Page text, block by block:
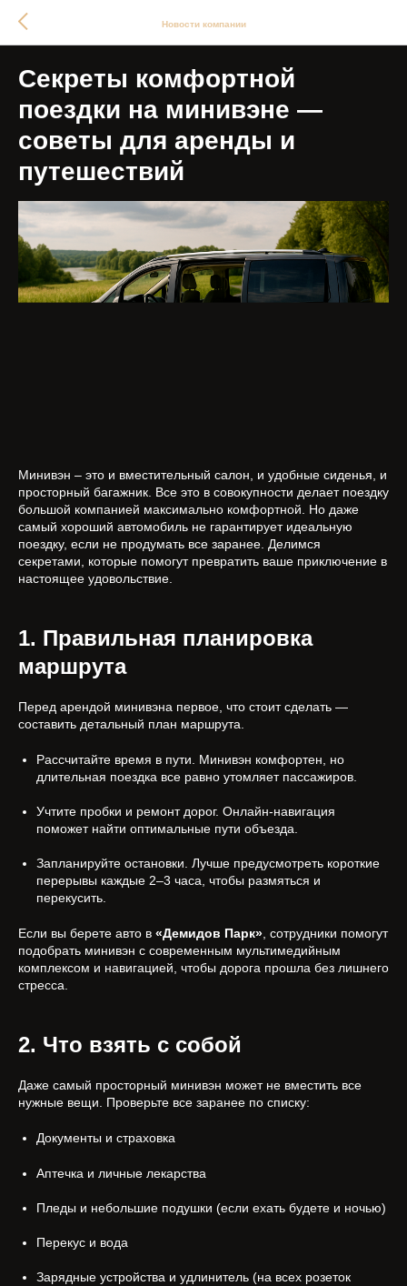
Новости компании
Секреты комфортной
поездки на минивэне —
советы для аренды и
путешествий
Минивэн – это и вместительный салон, и удобные сиденья, и
просторный багажник. Все это в совокупности делает поездку
большой компанией максимально комфортной. Но даже
самый хороший автомобиль не гарантирует идеальную
поездку, если не продумать все заранее. Делимся
секретами, которые помогут превратить ваше приключение в
настоящее удовольствие.
1. Правильная планировка
маршрута
Перед арендой минивэна первое, что стоит сделать —
составить детальный план маршрута.
Рассчитайте время в пути. Минивэн комфортен, но
длительная поездка все равно утомляет пассажиров.
Учтите пробки и ремонт дорог. Онлайн-навигация
поможет найти оптимальные пути объезда.
Запланируйте остановки. Лучше предусмотреть короткие
перерывы каждые 2–3 часа, чтобы размяться и
перекусить.
Если вы берете авто в «Демидов Парк» , сотрудники помогут
подобрать минивэн с современным мультимедийным
комплексом и навигацией, чтобы дорога прошла без лишнего
стресса.
2. Что взять с собой
Даже самый просторный минивэн может не вместить все
нужные вещи. Проверьте все заранее по списку:
Документы и страховка
Аптечка и личные лекарства
Пледы и небольшие подушки (если ехать будете и ночью)
Перекус и вода
Зарядные устройства и удлинитель (на всех розеток